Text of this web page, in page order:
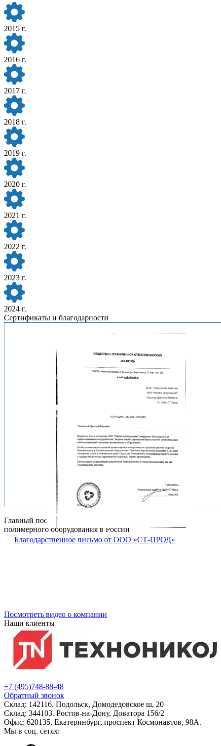
2015 г.
2016 г.
2017 г.
2018 г.
2019 г.
2020 г.
2021 г.
2022 г.
2023 г.
2024 г.
Сертификаты и благодарности
Благодарственное письмо от ООО «СТ-ПРОД»
Главный поставщик
полимерного оборудования в России
Посмотреть видео о компании
Наши клиенты
+7 (495)748-88-48
Обратный звонок
Склад: 142116. Подольск, Домодедовское ш, 20
Склад: 344103. Ростов-на-Дону, Доватора 156/2
Офис: 620135, Екатеринбург, проспект Космонавтов, 98А.
Мы в соц. сетях: